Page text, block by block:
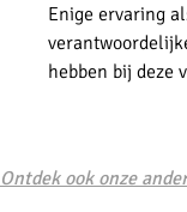
Enige ervaring
hebben bij deze
Ontdek ook onze